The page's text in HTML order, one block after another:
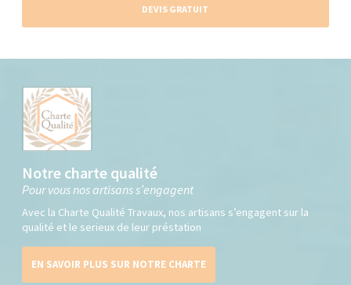
DEVIS GRATUIT
Notre charte qualité
Pour vous nos artisans s’engagent
Avec la Charte Qualité Travaux, nos artisans s’engagent sur la
qualité et le serieux de leur préstation
EN SAVOIR PLUS SUR NOTRE CHARTE